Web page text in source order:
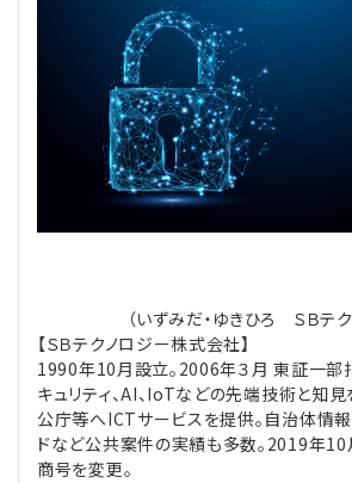
評議員会・社員総会
理事・監事
定款関連
法改正-法人運営
定期提出書類
会計処理
インボイス
電子帳簿保存法
労務管理
利益相反取引
法改正-法務
IT
論壇
カレンダー
NEWS・TOPIC・特報
【連載】これからの時代の資産運用
【連載】採用・定着・育成のための人
【連載】事例に学ぶ立入検査で想定さ
公益・一般法人オンラインとは
登録案内
（いずみだ・ゆきひろ ＳＢテ
【ＳＢテクノロジー株式会社】
1990年10月設立。2006年３月 東証一部
キュリティ、AI、IoTなどの先端技術と知見
公庁等へICTサービスを提供。自治体情報
ドなど公共案件の実績も多数。2019年10
商号を変更。